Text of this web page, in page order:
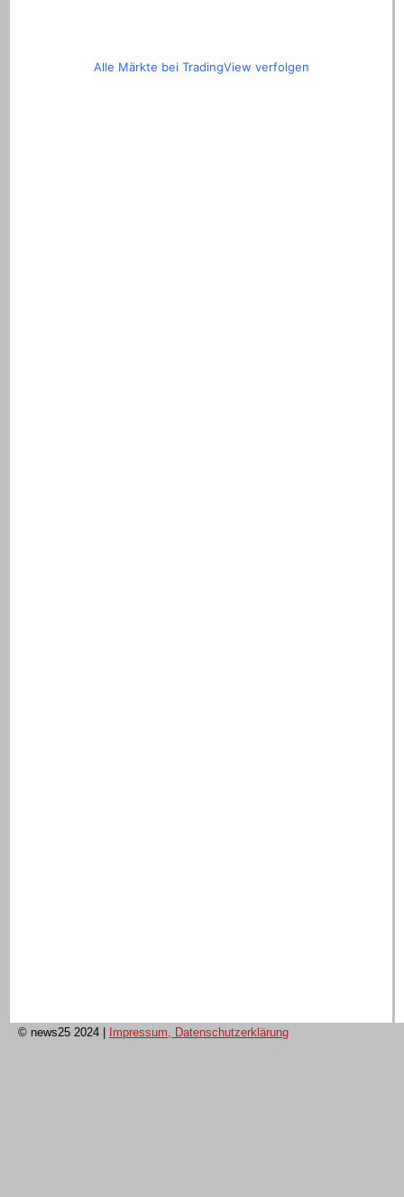
Alle Märkte bei TradingView verfolgen
© news25 2024 Impressum, Datenschutzerklärung